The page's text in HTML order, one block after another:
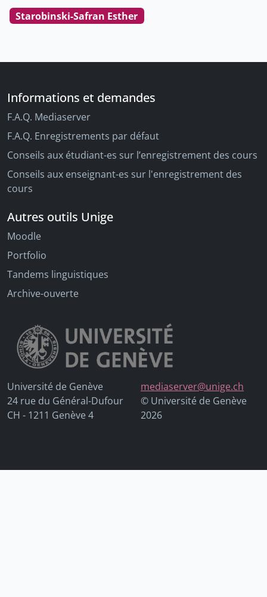
Starobinski-Safran Esther
Informations et demandes
F.A.Q. Mediaserver
F.A.Q. Enregistrements par défaut
Conseils aux étudiant-es sur l’enregistrement des cours
Conseils aux enseignant-es sur l'enregistrement des
cours
Autres outils Unige
Moodle
Portfolio
Tandems linguistiques
Archive-ouverte
Université de Genève
24 rue du Général-Dufour
CH - 1211 Genève 4
mediaserver@unige.ch
© Université de Genève
2026